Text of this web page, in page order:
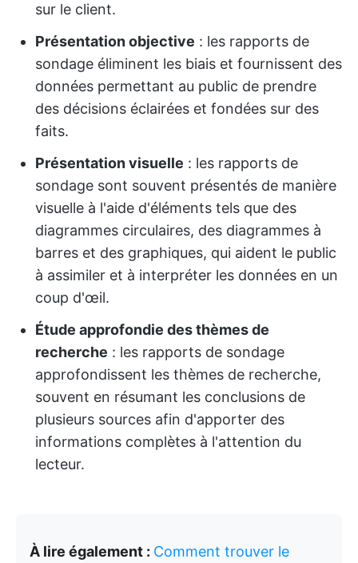
sur le client.
Présentation objective : les rapports de
sondage éliminent les biais et fournissent des
données permettant au public de prendre
des décisions éclairées et fondées sur des
faits.
Présentation visuelle : les rapports de
sondage sont souvent présentés de manière
visuelle à l'aide d'éléments tels que des
diagrammes circulaires, des diagrammes à
barres et des graphiques, qui aident le public
à assimiler et à interpréter les données en un
coup d'œil.
Étude approfondie des thèmes de
recherche : les rapports de sondage
approfondissent les thèmes de recherche,
souvent en résumant les conclusions de
plusieurs sources afin d'apporter des
informations complètes à l'attention du
lecteur.
À lire également : Comment trouver le